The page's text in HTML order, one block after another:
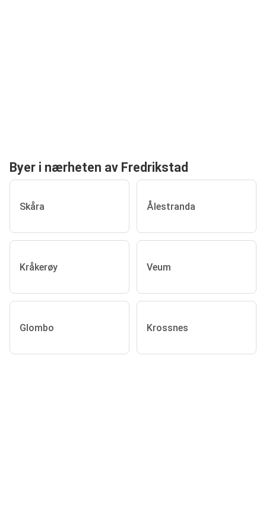
Byer i nærheten av Fredrikstad
Skåra Ålestranda
Kråkerøy Veum
Glombo Krossnes